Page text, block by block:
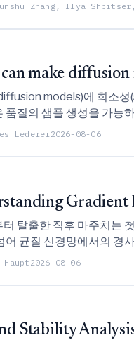
Zhang, Ilya
make
models)에 희소
품질의 샘플 생성을 가능
Lederer2026-08-06
탈출한 직후 마주치는
어 균질 신경망에서의 경
2026-08-06
Stability